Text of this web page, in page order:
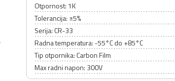
Otpornost: 1K
Tolerancija: ±5%
Serija: CR-33
Radna temperatura: -55°C do +85°C
Tip otpornika: Carbon Film
Max radni napon: 300V